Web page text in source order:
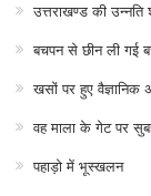
उत्तराखण्ड की उन्नति
बचपन से छीन ली गई
खसों पर हुए वैज्ञानिक
वह माला के गेट पर
पहाड़ो में भूस्खलन